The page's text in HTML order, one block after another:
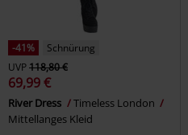
-41%
Schnürung
UVP118,80 €
69,99 €
River Dress
Timeless London
Mittellanges Kleid